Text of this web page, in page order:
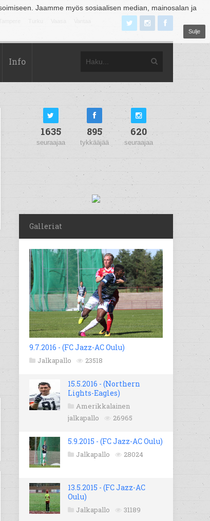
Jaamme myös sosiaalisen median, mainosalan ja
Sulje
Info
1635
seuraajaa
895
tykkääjää
620
seuraajaa
Galleriat
9.7.2016 - (FC Jazz-AC Oulu)
Jalkapallo 23518
15.5.2016 - (Northern
Lights-Eagles)
Amerikkalainen
jalkapallo
26965
5.9.2015 - (FC Jazz-AC Oulu)
Jalkapallo 28024
13.5.2015 - (FC Jazz-AC
Oulu)
Jalkapallo 31189